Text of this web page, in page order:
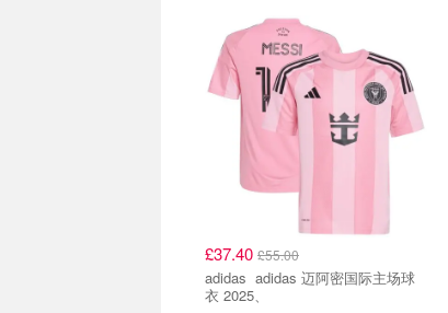
£37.40 £55.00
adidas adidas 迈阿密国际主场球
衣 2025、